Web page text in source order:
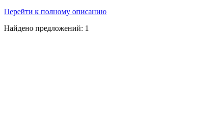
Перейти к полному описанию
Найдено предложений: 1